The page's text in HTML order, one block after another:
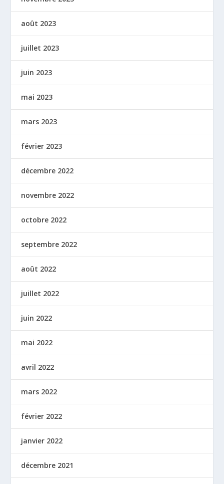
août 2023
juillet 2023
juin 2023
mai 2023
mars 2023
février 2023
décembre 2022
novembre 2022
octobre 2022
septembre 2022
août 2022
juillet 2022
juin 2022
mai 2022
avril 2022
mars 2022
février 2022
janvier 2022
décembre 2021